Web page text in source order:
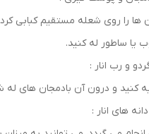
ها را روی شعله مستقیم کبابی
یا ساطور له کنید.
و رب انار :
کنید و درون آن بادمجان های له
های انار :